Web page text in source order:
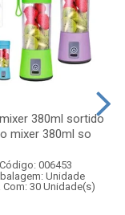
380ml sortido
mixer 380ml so
Código: 006453
Unidade
Com: 30 Unidade(s)